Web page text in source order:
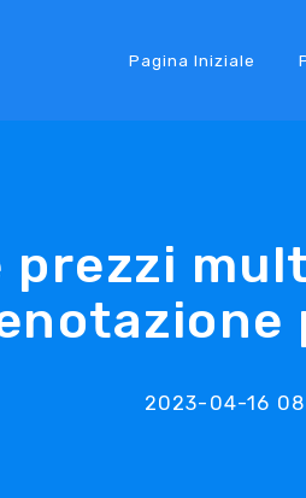
Pagina Iniziale
prezzi
2023-04-16